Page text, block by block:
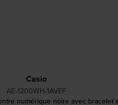
Casio
AE-1200WH-1AVEF
numérique noire avec bracelet